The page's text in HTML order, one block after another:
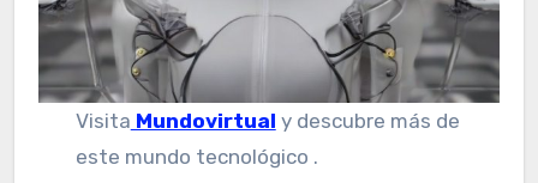
Visita Mundovirtual y descubre más de
este mundo tecnológico .